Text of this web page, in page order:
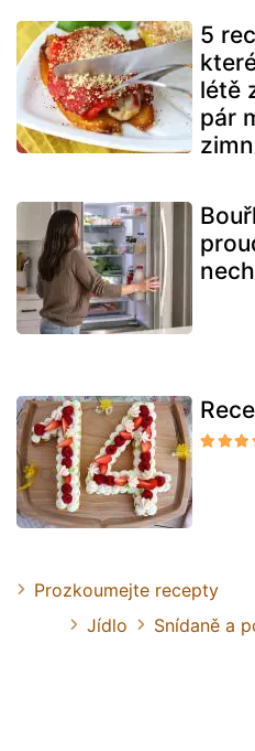
5
létě
pár
Prozkoumejte recepty
Jídlo
Snídaně a